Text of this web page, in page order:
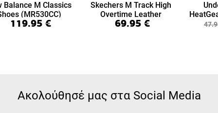
Balance M Classics
(MR530CC)
119.95 €
Skechers M Track High
Overtime Leather
(999894-BBK)
69.95 €
7/8
Ακολούθησέ μας στα Social Media